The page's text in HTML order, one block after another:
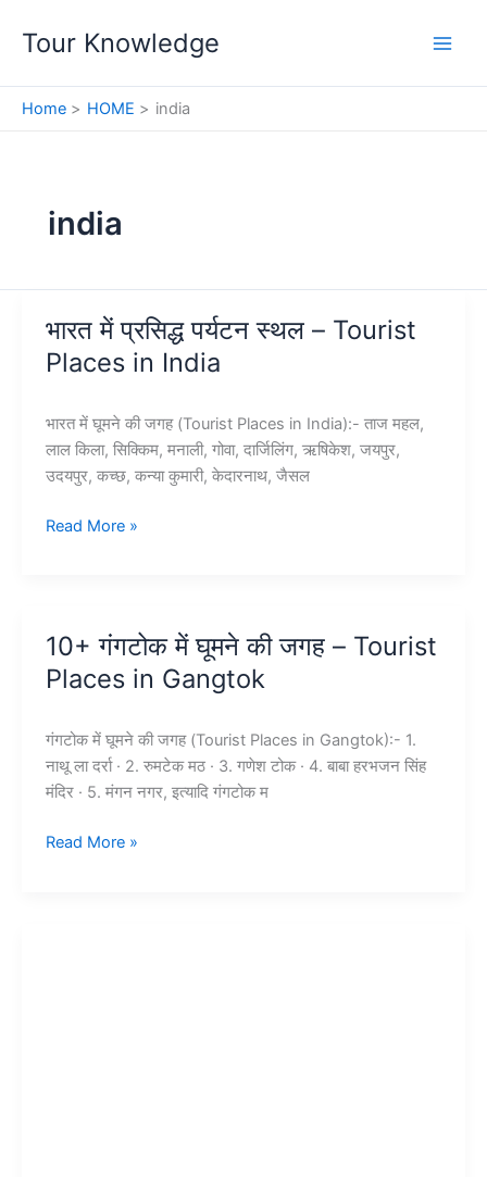
Tour Knowledge
Home HOME india
india
भारत में प्रसिद्ध पर्यटन स्थल – Tourist
Places in India
भारत में घूमने की जगह (Tourist Places in India):- ताज महल,
लाल किला, सिक्किम, मनाली, गोवा, दार्जिलिंग, ऋषिकेश, जयपुर,
उदयपुर, कच्छ, कन्या कुमारी, केदारनाथ, जैसल
भारत
–
Tourist
in
India
Read More »
10+ गंगटोक में घूमने की जगह – Tourist
Places in Gangtok
गंगटोक में घूमने की जगह (Tourist Places in Gangtok):- 1.
नाथू ला दर्रा · 2. रुमटेक मठ · 3. गणेश टोक · 4. बाबा हरभजन सिंह
मंदिर · 5. मंगन नगर, इत्यादि गंगटोक म
10+
Read More »